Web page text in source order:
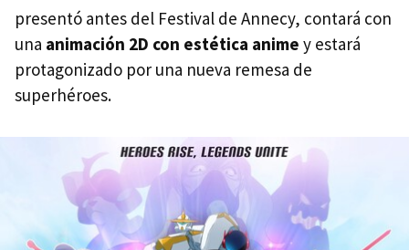
presentó antes del Festival de Annecy, contará con
una animación 2D con estética anime y estará
protagonizado por una nueva remesa de
superhéroes.